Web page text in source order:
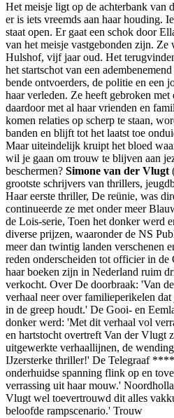
Het meisje ligt op de achterbank van
er is iets vreemds aan haar houding.
staat open. Er gaat een schok door
van het meisje vastgebonden zijn.
Hulshof, vijf jaar oud. Het
het startschot van een
bende ontvoerders, de politie en een
haar verleden. Ze heeft gebroken met
daardoor met al haar vrienden en
komen relaties op scherp te staan,
banden en blijft tot het laatst toe
Maar uiteindelijk kruipt het bloed
wil je gaan om trouw te blijven aan
beschermen? Simone van der Vlugt
grootste schrijvers van thrillers,
Haar eerste thriller, De reünie, was
continueerde ze met onder meer
de Lois-serie, Toen het donker werd
diverse prijzen, waaronder de NS
meer dan twintig landen verschenen
reden onderscheiden tot officier in de
haar boeken zijn in Nederland ruim
verkocht. Over De doorbraak: 'Van
verhaal neer over familieperikelen
in de greep houdt.' De Gooi- en
donker werd: 'Met dit verhaal vol
en hartstocht overtreft Van der Vlugt
uitgewerkte verhaallijnen, de
IJzersterke thriller!' De Telegraaf
onderhuidse spanning flink op en
verrassing uit haar mouw.'
Vlugt wel toevertrouwd dit alles
beloofde rampscenario.' Trouw